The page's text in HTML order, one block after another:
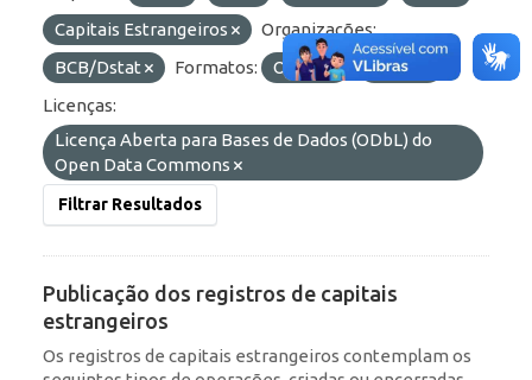
Capitais Estrangeiros
Organizações:
BCB/Dstat
Formatos: OData
HTML
Licenças:
Licença Aberta para Bases de Dados (ODbL) do
Open Data Commons
Filtrar Resultados
Publicação dos registros de capitais
estrangeiros
Os registros de capitais estrangeiros contemplam os